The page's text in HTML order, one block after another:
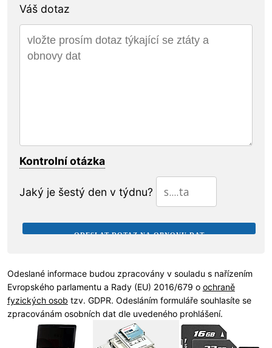
Váš dotaz
Kontrolní otázka
Jaký je šestý den v týdnu?
Odeslané informace budou zpracovány v souladu s nařízením
Evropského parlamentu a Rady (EU) 2016/679 o ochraně
fyzických osob tzv. GDPR. Odesláním formuláře souhlasíte se
zpracovánám osobních dat dle uvedeného prohlášení.